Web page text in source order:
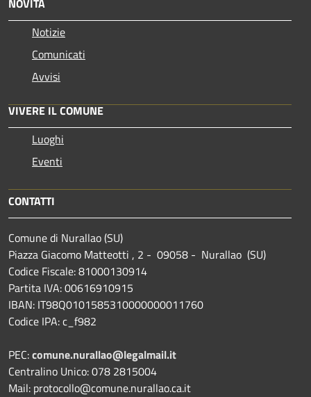
Notizie
Comunicati
Avvisi
VIVERE IL COMUNE
Luoghi
Eventi
CONTATTI
Comune di Nurallao (SU)
Piazza Giacomo Matteotti , 2 - 09058 - Nurallao (SU)
Codice Fiscale: 81000130914
Partita IVA: 00616910915
IBAN: IT98Q0101585310000000011760
Codice IPA: c_f982
PEC:comune.nurallao@legalmail.it
Centralino Unico: 078 2815004
Mail: protocollo@comune.nurallao.ca.it